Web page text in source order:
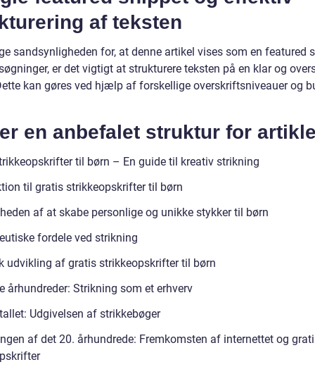
af teksten
sandsynligheden for, at denne artikel vises som en featured
er det vigtigt at strukturere teksten på en klar og
kan gøres ved hjælp af forskellige overskriftsniveauer og
en anbefalet struktur for
til børn – En guide til kreativ strikning
til gratis strikkeopskrifter til børn
af at skabe personlige og unikke stykker til børn
fordele ved strikning
udvikling af gratis strikkeopskrifter til børn
århundreder: Strikning som et erhverv
Udgivelsen af strikkebøger
af det 20. århundrede: Fremkomsten af internettet og